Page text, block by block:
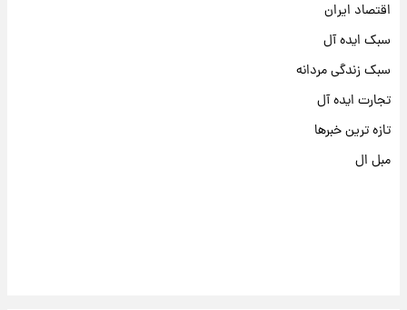
اقتصاد ایران
سبک ایده آل
سبک زندگی مردانه
تجارت ایده آل
تازه ترین خبرها
مبل ال